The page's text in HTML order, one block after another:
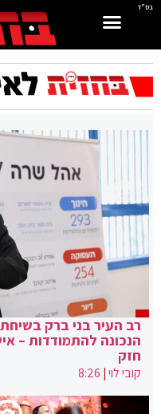
בס"ד
רב העיר בני ברק
הנכונה להתמודדות –
חזק
קובי לוי|
8:26